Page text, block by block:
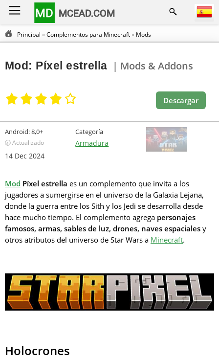
MD MCEAD.COM
Principal »Complementos para Minecraft» Mods
Mod: Píxel estrella | Mods & Addons
Descargar
Android:8,0+
🕣 Actualizado
14 Dec 2024
Categoría
Armadura
Mod Píxel estrella es un complemento que invita a los
jugadores a sumergirse en el universo de la Galaxia Lejana,
donde la guerra entre los Sith y los Jedi se desarrolla desde
hace mucho tiempo. El complemento agrega personajes
famosos, armas, sables de luz, drones, naves espaciales y
otros atributos del universo de Star Wars a Minecraft.
Holocrones